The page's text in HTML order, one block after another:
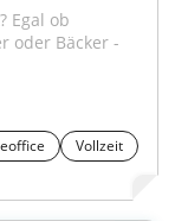
oder Bäcker -
Vollzeit